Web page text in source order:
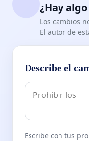
¿Hay
Los cambios
El autor de
Describe el
Escribe con tus